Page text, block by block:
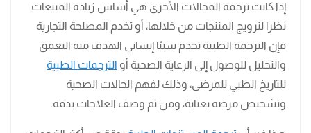
إذا كانت ترجمة المجالات الأخرى هي أساس زيادة المبيعات
نظرا لترويج المنتجات من خلالها، أو تخدم المصلحة التجارية
فإن الترجمة الطبية تخدم سببًا إنساني الهدف منه التعمق
والتحليل للوصول إلى الرعاية الصحية أو الترجمات الطبية
للتاريخ الطبي للمرضى، وذلك لفهم الحالات الصحية
وتشخيص مرضه بعناية، ومن ثم وصف العلاجات بدقة.